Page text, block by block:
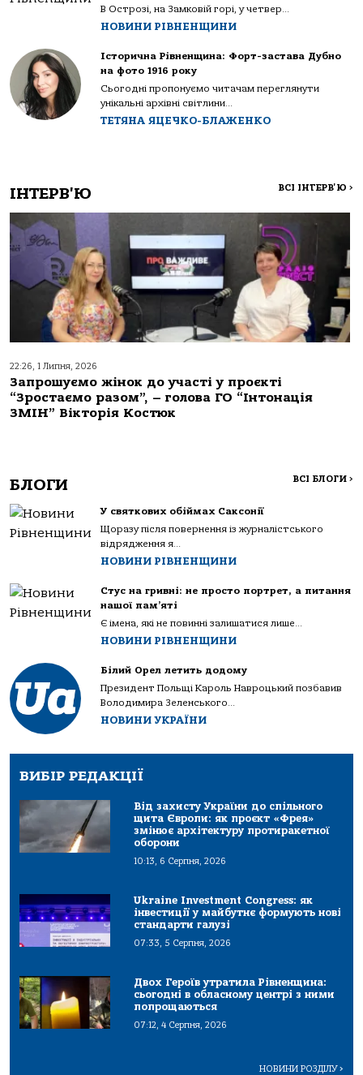
В Острозі, на Замковій горі, у четвер...
НОВИНИ РІВНЕНЩИНИ
Історична Рівненщина: Форт-застава Дубно
на фото 1916 року
Сьогодні пропонуємо читачам переглянути
унікальні архівні світлини...
ТЕТЯНА ЯЦЕЧКО-БЛАЖЕНКО
ІНТЕРВ'Ю ВСІ ІНТЕРВ'Ю >
22:26, 1 Липня, 2026
Запрошуємо жінок до участі у проєкті
“Зростаємо разом”, – голова ГО “Інтонація
ЗМІН” Вікторія Костюк
БЛОГИ ВСІ БЛОГИ >
У святкових обіймах Саксонії
Щоразу після повернення із журналістського
відрядження я...
НОВИНИ РІВНЕНЩИНИ
Стус на гривні: не просто портрет, а питання
нашої пам’яті
Є імена, які не повинні залишатися лише...
НОВИНИ РІВНЕНЩИНИ
Білий Орел летить додому
Президент Польщі Кароль Навроцький позбавив
Володимира Зеленського...
НОВИНИ УКРАЇНИ
ВИБІР РЕДАКЦІЇ
Від захисту України до спільного
щита Європи: як проєкт «Фрея»
змінює архітектуру протиракетної
оборони
10:13, 6 Серпня, 2026
Ukraine Investment Congress: як
інвестиції у майбутнє формують нові
стандарти галузі
07:33, 5 Серпня, 2026
Двох Героїв утратила Рівненщина:
сьогодні в обласному центрі з ними
попрощаються
07:12, 4 Серпня, 2026
НОВИНИ РОЗДІЛУ>